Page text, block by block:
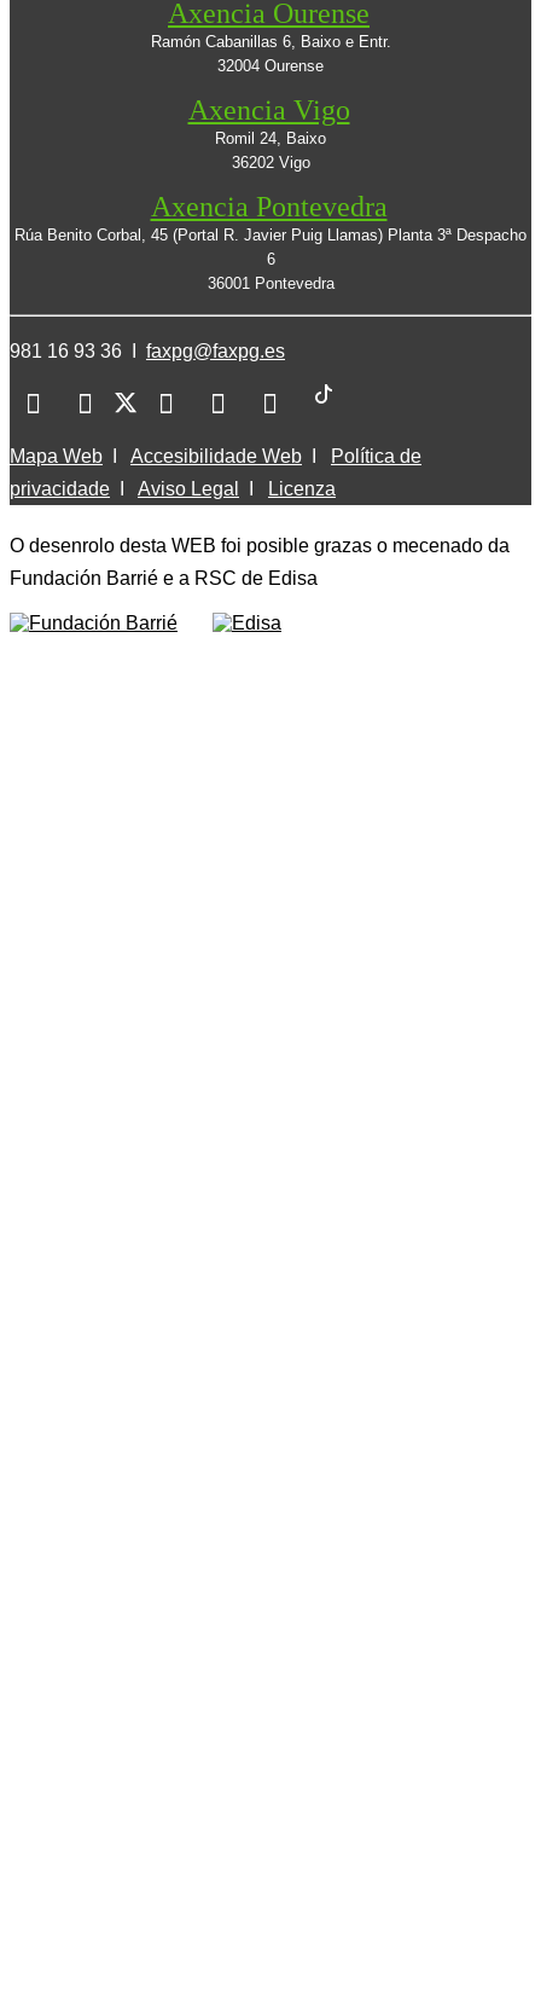
Axencia Ourense
Ramón Cabanillas 6, Baixo e Entr.
32004 Ourense
Axencia Vigo
Romil 24, Baixo
36202 Vigo
Axencia Pontevedra
Rúa Benito Corbal, 45 (Portal R. Javier Puig Llamas) Planta 3ª Despacho
6
36001 Pontevedra
981 16 93 36 I faxpg@faxpg.es
Mapa Web Accesibilidade Web
Política de
privacidade
Aviso Legal Licenza
O desenrolo desta WEB foi posible grazas o mecenado da
Fundación Barrié e a RSC de Edisa